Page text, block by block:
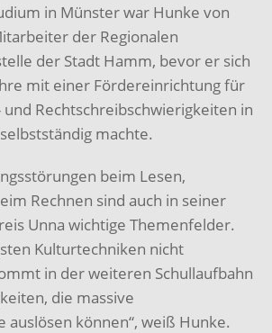
in Münster war Hunke von
der Regionalen
der Stadt Hamm, bevor er sich
mit einer Fördereinrichtung für
Rechtschreibschwierigkeiten in
machte.
beim Lesen,
Rechnen sind auch in seiner
Unna wichtige Themenfelder.
Kulturtechniken nicht
in der weiteren Schullaufbahn
die massive
auslösen können“, weiß Hunke.